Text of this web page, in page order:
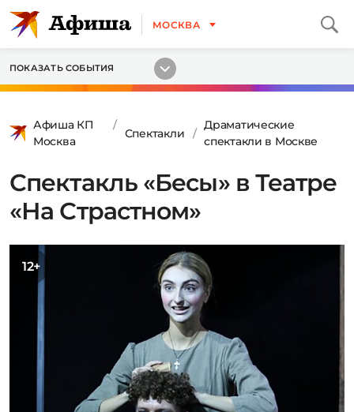
МОСКВА
ПОКАЗАТЬ СОБЫТИЯ
Афиша КП
Москва
Спектакли
Драматические
спектакли в Москве
Спектакль «Бесы» в Театре
«На Страстном»
12+